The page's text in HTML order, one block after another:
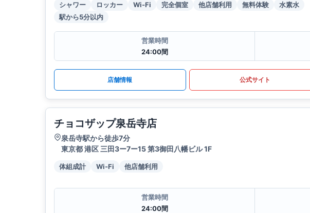
シャワー ロッカー Wi-Fi 完全個室 他店舗利用 無料体験
水素水
駅から5分以内
営業時間
24:00間
店舗情報 公式サイト
チョコザップ泉岳寺店
泉岳寺駅から徒歩7分
東京都 港区 三田3ー7ー15 第3御田八幡ビル 1F
体組成計 Wi-Fi 他店舗利用
営業時間
24:00間